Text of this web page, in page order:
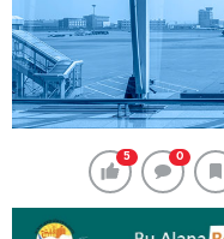
5 0